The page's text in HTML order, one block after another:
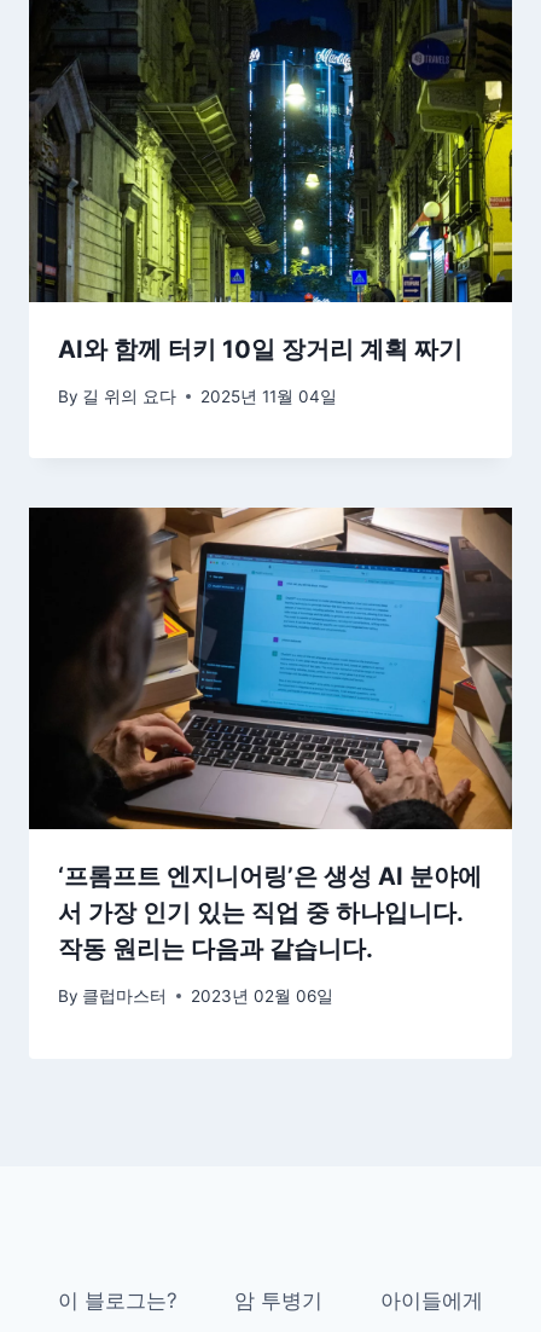
AI와 함께 터키 10일 장거리 계획 짜기
By 길 위의 요다 2025년 11월 04일
‘프롬프트 엔지니어링’은 생성 AI 분야에
서 가장 인기 있는 직업 중 하나입니다.
작동 원리는 다음과 같습니다.
By 클럽마스터 2023년 02월 06일
이 블로그는? 암 투병기 아이들에게